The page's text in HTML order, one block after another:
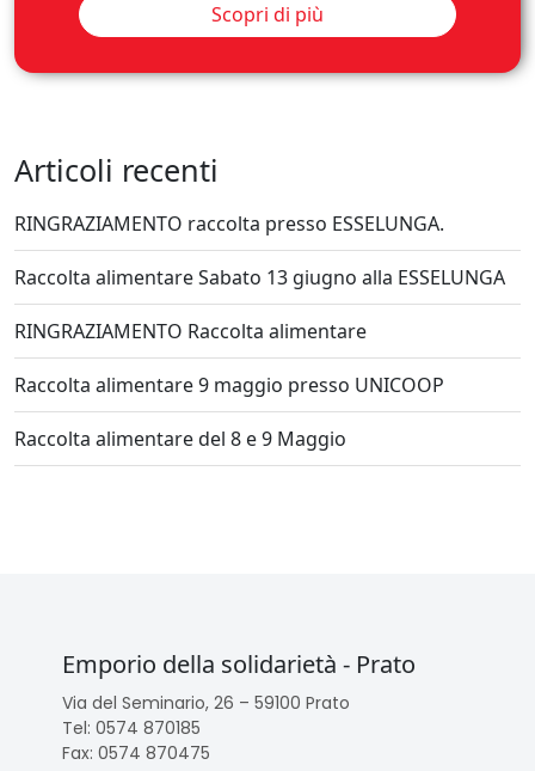
Scopri di più
Articoli recenti
RINGRAZIAMENTO raccolta presso ESSELUNGA.
Raccolta alimentare Sabato 13 giugno alla ESSELUNGA
RINGRAZIAMENTO Raccolta alimentare
Raccolta alimentare 9 maggio presso UNICOOP
Raccolta alimentare del 8 e 9 Maggio
Emporio della solidarietà - Prato
Via del Seminario, 26 – 59100 Prato
Tel: 0574 870185
Fax: 0574 870475